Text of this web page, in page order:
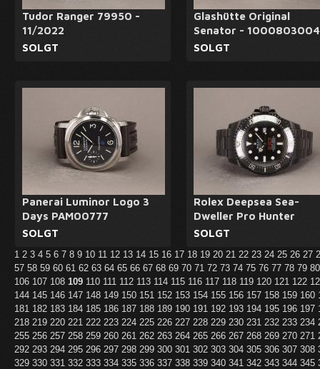
Tudor Ranger 79950 -
11/2022
SOLGT
Glashütte Original
Senator - 1000803004
SOLGT
Panerai Luminor Logo 3
Days PAM00777
SOLGT
Rolex Deepsea Sea-
Dweller Pro Hunter
SOLGT
1 2 3 4 5 6 7 8 9 10 11 12 13 14 15 16 17 18 19 20 21 22 23 24 25 26 27
57 58 59 60 61 62 63 64 65 66 67 68 69 70 71 72 73 74 75 76 77 78 79
106 107 108 109 110 111 112 113 114 115 116 117 118 119 120 121 122
144 145 146 147 148 149 150 151 152 153 154 155 156 157 158 159 160
181 182 183 184 185 186 187 188 189 190 191 192 193 194 195 196 197
218 219 220 221 222 223 224 225 226 227 228 229 230 231 232 233 234
255 256 257 258 259 260 261 262 263 264 265 266 267 268 269 270 271
292 293 294 295 296 297 298 299 300 301 302 303 304 305 306 307 308
329 330 331 332 333 334 335 336 337 338 339 340 341 342 343 344 345